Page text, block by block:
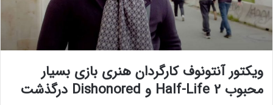
ویکتور آنتونوف کارگردان هنری بازی بسیار
محبوب Half-Life 2 و Dishonored درگذشت